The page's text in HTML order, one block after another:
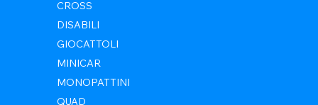
CROSS
DISABILI
GIOCATTOLI
MINICAR
MONOPATTINI
QUAD